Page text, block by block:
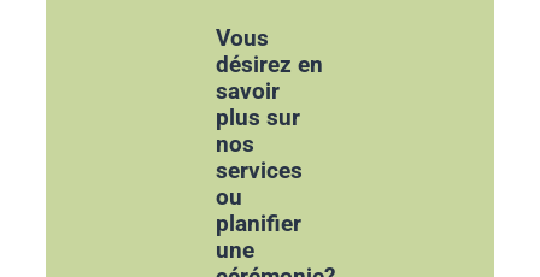
Vous
désirez en
savoir
plus sur
nos
services
ou
planifier
une